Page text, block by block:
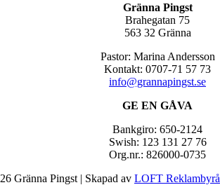
Gränna Pingst
Brahegatan 75
563 32 Gränna
Pastor: Marina Andersson
Kontakt: 0707-71 57 73
info@grannapingst.se
GE EN GÅVA
Bankgiro: 650-2124
Swish: 123 131 27 76
Org.nr.: 826000-0735
Gränna Pingst | Skapad av LOFT Reklambyrå